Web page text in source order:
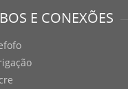
E CONEXÕES